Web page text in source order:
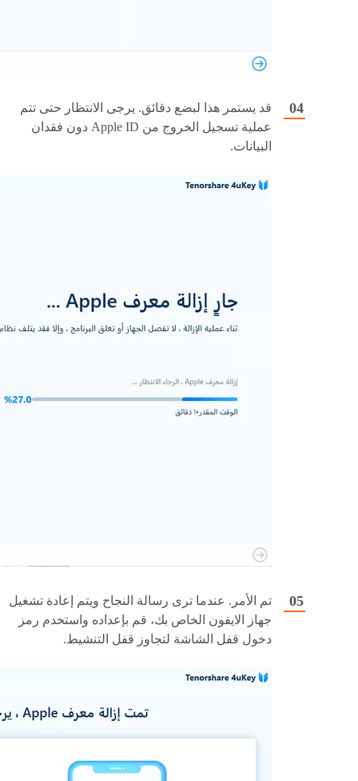
قد يستمر هذا لبضع دقائق. يرجى الانتظار حتى تتم
عملية تسجيل الخروج من Apple ID دون فقدان
البيانات.
تم الأمر. عندما ترى رسالة النجاح ويتم إعادة تشغيل
جهاز الايفون الخاص بك، قم بإعداده واستخدم رمز
دخول قفل الشاشة لتجاوز قفل التنشيط.